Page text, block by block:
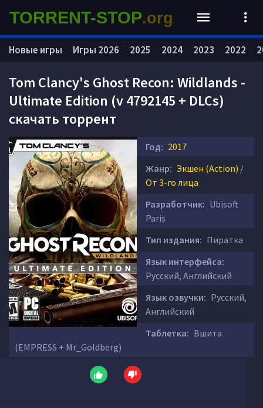
Tom Clancy's Ghost Recon: Wildlands -
Ultimate Edition (v 4792145 + DLCs)
скачать торрент
Год: 2017
Жанр: Экшен (Action) /
От 3-го лица
Разработчик: Ubisoft
Paris
Тип издания: Пиратка
Язык интерфейса:
Русский, Английский
Язык озвучки: Русский,
Английский
Таблетка: Вшита
(EMPRESS + Mr_Goldberg)
Новые игры Игры 2026 2025 2024 2023 2022
TORRENT-STOP.org